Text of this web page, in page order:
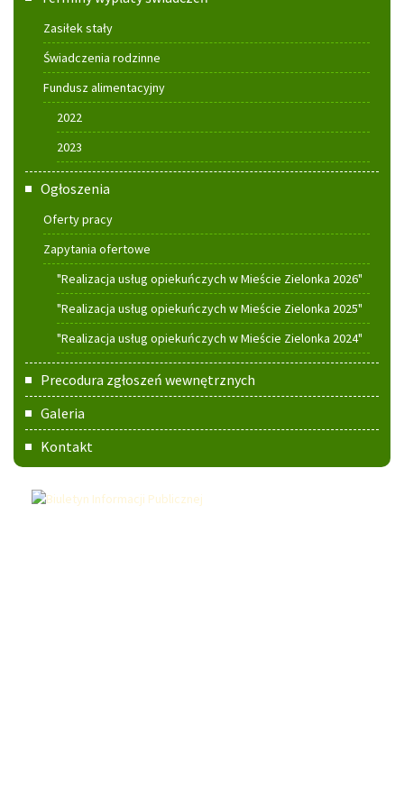
Zasiłek stały
Świadczenia rodzinne
Fundusz alimentacyjny
2022
2023
Ogłoszenia
Oferty pracy
Zapytania ofertowe
"Realizacja usług opiekuńczych w Mieście Zielonka 2026"
"Realizacja usług opiekuńczych w Mieście Zielonka 2025"
"Realizacja usług opiekuńczych w Mieście Zielonka 2024"
Precodura zgłoszeń wewnętrznych
Galeria
Kontakt